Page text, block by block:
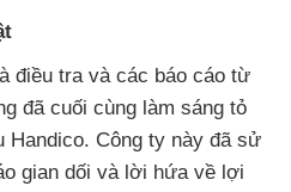
điều tra và các báo cáo từ
đã cuối cùng làm sáng tỏ
Handico. Công ty này đã sử
gian dối và lời hứa về lợi